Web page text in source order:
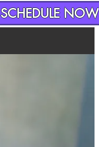
SCHEDULE NOW
Contact